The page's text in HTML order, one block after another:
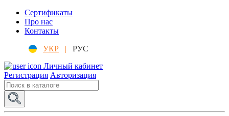
Сертификаты
Про нас
Контакты
УКР |
РУС
Личный кабинет
Регистрация Авторизация